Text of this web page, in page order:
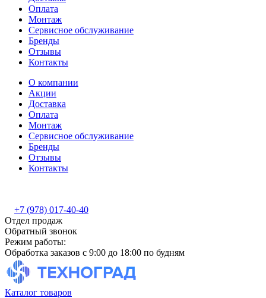
Оплата
Монтаж
Сервисное обслуживание
Бренды
Отзывы
Контакты
О компании
Акции
Доставка
Оплата
Монтаж
Сервисное обслуживание
Бренды
Отзывы
Контакты
+7 (978) 017-40-40
Отдел продаж
Обратный звонок
Режим работы:
Обработка заказов с 9:00 до 18:00 по будням
Каталог товаров